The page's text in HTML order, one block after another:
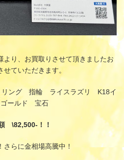
より、お買取りさせて頂きましたお
せていただきます。
ング 指輪 ライスラズリ K18イ
ゴールド 宝石
\82,500-！！
さらに金相場高騰中！